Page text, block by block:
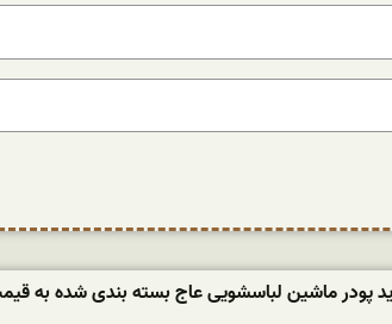
پودر ماشین لباسشویی عاج بسته بندی شده به